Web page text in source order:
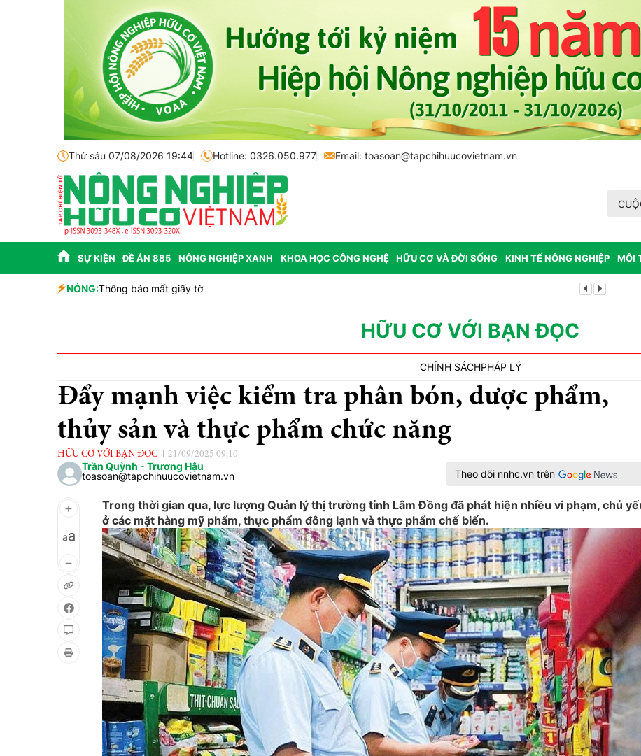
Thứ sáu 07/08/2026 19:44 Hotline: 0326.050.977 Email: toasoan@tapchihuucovietnam.vn
SỰ KIỆN ĐỀ ÁN 885 NÔNG NGHIỆP XANH KHOA HỌC CÔNG NGHỆ HỮU CƠ VÀ ĐỜI SỐNG KINH TẾ NÔNG NGHIỆP MÔI
NÓNG:Thông báo mất giấy tờ Lâm Đồng:
HỮU CƠ VỚI BẠN ĐỌC
CHÍNH SÁCHPHÁP LÝ
Đẩy mạnh việc kiểm tra phân bón, dược phẩm,
thủy sản và thực phẩm chức năng
HỮU CƠ VỚI BẠN ĐỌC 21/09/2025 09:10
Trần Quỳnh - Trương Hậu
toasoan@tapchihuucovietnam.vn
Theo dõi nnhc.vn trên
aa
Trong thời gian qua, lực lượng Quản lý thị trường tỉnh Lâm Đồng đã phát hiện nhiều vi phạm, chủ
ở các mặt hàng mỹ phẩm, thực phẩm đông lạnh và thực phẩm chế biến.